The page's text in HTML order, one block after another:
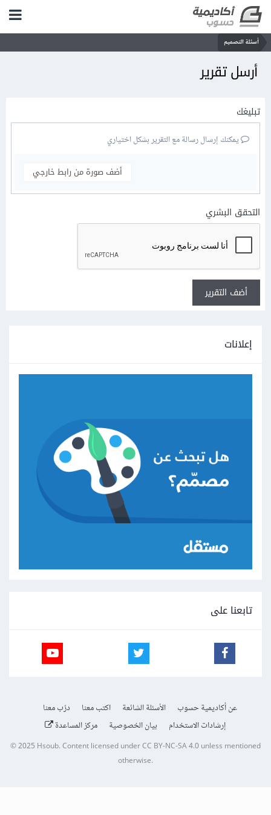
أسئلة التصميم
أرسل تقرير
تبليغك
يمكنك إرسال رسالة مع التقرير بشكل اختياري
أضف صورة من رابط خارجي
التحقق البشري
أضف التقرير
إعلانات
تابعنا على
عن أكاديمية حسوب الأسئلة الشائعة اكتب معنا
درّب معنا
إرشادات الاستخدام
بيان الخصوصية مركز المساعدة
© 2025 Hsoub.Content licensed underCC BY-NC-SA 4.0unless mentioned
otherwise.